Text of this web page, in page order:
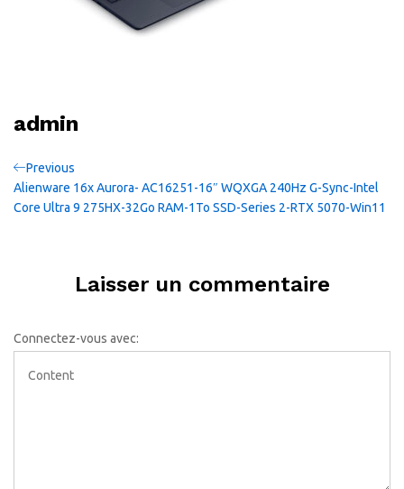
admin
Navigation
de
Previous
Post
Previous
Alienware 16x Aurora- AC16251-16″ WQXGA 240Hz G-Sync-Intel
Core Ultra 9 275HX-32Go RAM-1To SSD-Series 2-RTX 5070-Win11
Laisser un commentaire
Connectez-vous avec: